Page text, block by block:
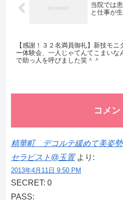
当院では
と仕事が
【感謝！３２名満員御礼】新技モニ
ー体験会、一人じゃてんてこまいな
で助っ人を呼びました笑＾＾
コメン
精華町 デコルテ緩めて美姿
セラピスト@玉置 より:
2013年4月11日 9:50 PM
SECRET: 0
PASS: